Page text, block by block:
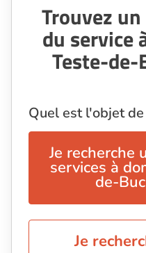
Trouvez
du service
Teste-
Quel est l'objet
Je recherche
services à
de-
Je